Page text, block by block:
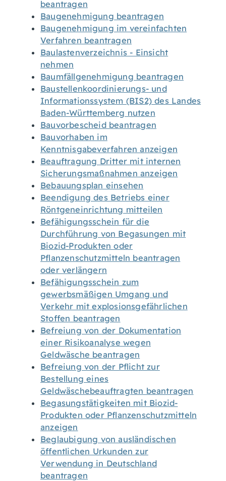
beantragen
Baugenehmigung beantragen
Baugenehmigung im vereinfachten
Verfahren beantragen
Baulastenverzeichnis - Einsicht
nehmen
Baumfällgenehmigung beantragen
Baustellenkoordinierungs- und
Informationssystem (BIS2) des Landes
Baden-Württemberg nutzen
Bauvorbescheid beantragen
Bauvorhaben im
Kenntnisgabeverfahren anzeigen
Beauftragung Dritter mit internen
Sicherungsmaßnahmen anzeigen
Bebauungsplan einsehen
Beendigung des Betriebs einer
Röntgeneinrichtung mitteilen
Befähigungsschein für die
Durchführung von Begasungen mit
Biozid-Produkten oder
Pflanzenschutzmitteln beantragen
oder verlängern
Befähigungsschein zum
gewerbsmäßigen Umgang und
Verkehr mit explosionsgefährlichen
Stoffen beantragen
Befreiung von der Dokumentation
einer Risikoanalyse wegen
Geldwäsche beantragen
Befreiung von der Pflicht zur
Bestellung eines
Geldwäschebeauftragten beantragen
Begasungstätigkeiten mit Biozid-
Produkten oder Pflanzenschutzmitteln
anzeigen
Beglaubigung von ausländischen
öffentlichen Urkunden zur
Verwendung in Deutschland
beantragen